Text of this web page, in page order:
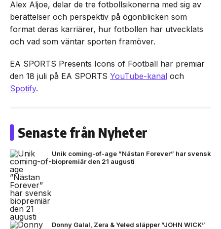
Alex Aljoe, delar de tre fotbollsikonerna med sig av
berättelser och perspektiv på ögonblicken som
format deras karriärer, hur fotbollen har utvecklats
och vad som väntar sporten framöver.
EA SPORTS Presents Icons of Football har premiär
den 18 juli på EA SPORTS YouTube-kanal och
Spotify.
Senaste från Nyheter
Unik coming-of-age ”Nästan Forever” har svensk
biopremiär den 21 augusti
Donny Galal, Zera & Yeled släpper ”JOHN WICK”